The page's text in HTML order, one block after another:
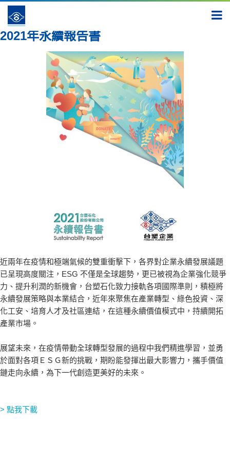
報告書
2021年永續報告書
近兩年在疫情和極端氣候的雙重衝擊下，各界對企業永續發展議題
已呈現高度關注，ESG 不僅是全球趨勢，更已被視為企業強化競爭
力、提升利潤的新機會，台塑石化致力接軌各項國際準則，積極將
永續發展策略與本業結合，近年來聚焦在產業轉型、綠色投資、深
化工安、培育人才及社區連結，在這種永續價值模式中，持續開拓
產業市場。
展望未來，在疫情帶動全球轉型發展的過程中我們精進學習，並勇
於面對各項ＥＳＧ新的挑戰，期盼能發揮出最大影響力，攜手價值
鏈走向永續，為下一代創造更美好的未來。
> 點我下載